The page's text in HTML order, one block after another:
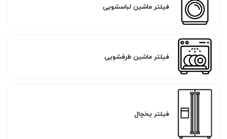
فیلتر ماشین لباسشویی
فیلتر ماشین ظرفشویی
فیلتر یخچال